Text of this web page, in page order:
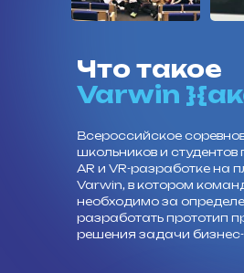
Всероссийское
школьников и студентов
AR и VR-разработке на
Varwin, в котором
необходимо за
разработать прототип
решения задачи
Что такое
Varwin